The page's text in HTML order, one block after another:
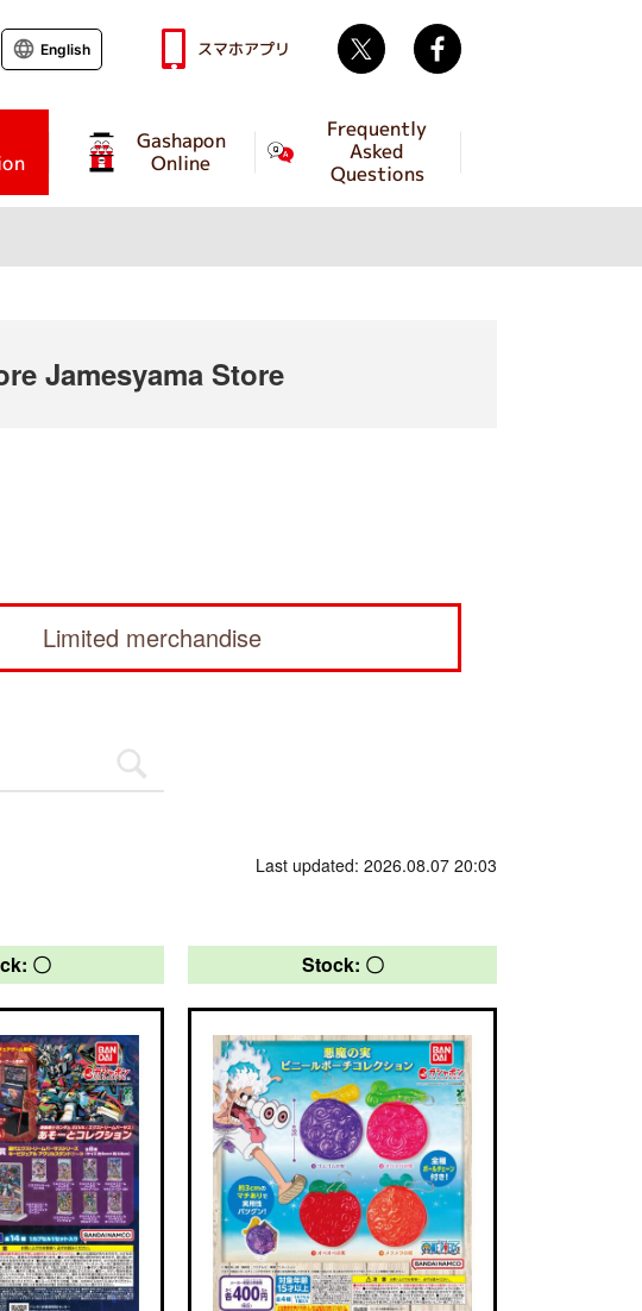
Gashapon
Online
Frequently
Asked
Questions
English スマホアプリ Twitter
Jamesyama Store
Limited merchandise
Last updated: 2026.08.07 20:03
〇 Stock: 〇